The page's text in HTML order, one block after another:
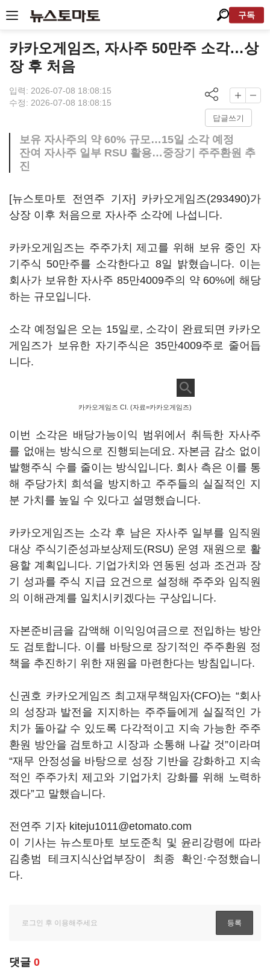
구독
카카오게임즈, 자사주 50만주 소각…상
장 후 처음
입력: 2026-07-08 18:08:15
수정: 2026-07-08 18:08:15
답글쓰기
보유 자사주의 약 60% 규모…15일 소각 예정
잔여 자사주 일부 RSU 활용…중장기 주주환원 추
진
[뉴스토마토 전연주 기자] 카카오게임즈(293490)가
상장 이후 처음으로 자사주 소각에 나섭니다.
카카오게임즈는 주주가치 제고를 위해 보유 중인 자
기주식 50만주를 소각한다고 8일 밝혔습니다. 이는
회사가 보유한 자사주 85만4009주의 약 60%에 해당
하는 규모입니다.
소각 예정일은 오는 15일로, 소각이 완료되면 카카오
게임즈가 보유한 자기주식은 35만4009주로 줄어듭
니다.
카카오게임즈 CI. (자료=카카오게임즈)
이번 소각은 배당가능이익 범위에서 취득한 자사주
를 없애는 방식으로 진행되는데요. 자본금 감소 없이
발행주식 수를 줄이는 방식입니다. 회사 측은 이를 통
해 주당가치 희석을 방지하고 주주들의 실질적인 지
분 가치를 높일 수 있다고 설명했습니다.
카카오게임즈는 소각 후 남은 자사주 일부를 임직원
대상 주식기준성과보상제도(RSU) 운영 재원으로 활
용할 계획입니다. 기업가치와 연동된 성과 조건과 장
기 성과를 주식 지급 요건으로 설정해 주주와 임직원
의 이해관계를 일치시키겠다는 구상입니다.
자본준비금을 감액해 이익잉여금으로 전입하는 방안
도 검토합니다. 이를 바탕으로 장기적인 주주환원 정
책을 추진하기 위한 재원을 마련한다는 방침입니다.
신권호 카카오게임즈 최고재무책임자(CFO)는 “회사
의 성장과 발전을 지지하는 주주들에게 실질적인 가
치가 돌아갈 수 있도록 다각적이고 지속 가능한 주주
환원 방안을 검토하고 시장과 소통해 나갈 것”이라며
“재무 안정성을 바탕으로 성장 기반을 강화하고 지속
적인 주주가치 제고와 기업가치 강화를 위해 노력하
겠다”고 말했습니다.
전연주 기자 kiteju1011@etomato.com
이 기사는 뉴스토마토 보도준칙 및 윤리강령에 따라
김충범 테크지식산업부장이 최종 확인·수정했습니
다.
댓글 0